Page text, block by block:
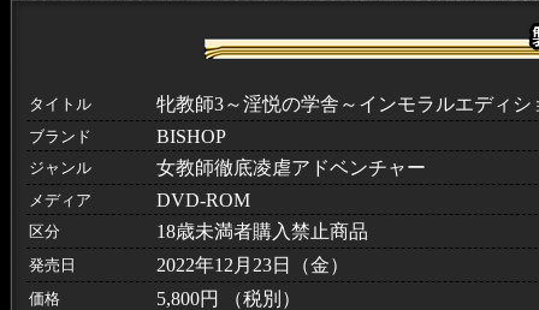
タイトル 牝教師3～淫悦の学舎～インモラルエディシ
ブランド BISHOP
ジャンル 女教師徹底凌虐アドベンチャー
メディア DVD-ROM
区分 18歳未満者購入禁止商品
発売日 2022年12月23日（金）
価格 5,800円 （税別）